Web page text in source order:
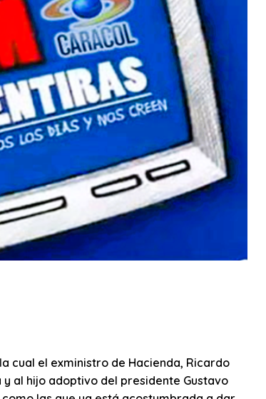
cual el exministro de Hacienda, Ricardo
al hijo adoptivo del presidente Gustavo